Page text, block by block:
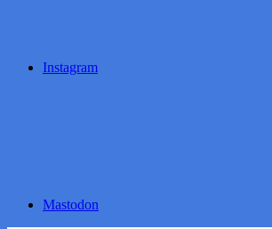
Instagram
Mastodon